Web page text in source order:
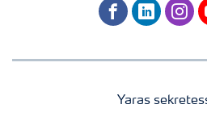
facebooklinkedin
Yaras